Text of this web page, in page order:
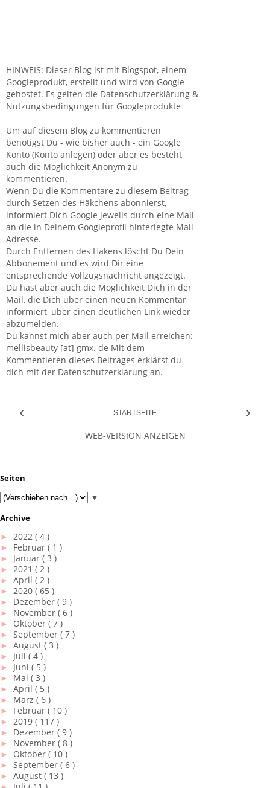
HINWEIS: Dieser Blog ist mit Blogspot, einem
Googleprodukt, erstellt und wird von Google
gehostet. Es gelten die Datenschutzerklärung &
Nutzungsbedingungen für Googleprodukte
Um auf diesem Blog zu kommentieren
benötigst Du - wie bisher auch - ein Google
Konto (Konto anlegen) oder aber es besteht
auch die Möglichkeit Anonym zu
kommentieren.
Wenn Du die Kommentare zu diesem Beitrag
durch Setzen des Häkchens abonnierst,
informiert Dich Google jeweils durch eine Mail
an die in Deinem Googleprofil hinterlegte Mail-
Adresse.
Durch Entfernen des Hakens löscht Du Dein
Abbonement und es wird Dir eine
entsprechende Vollzugsnachricht angezeigt.
Du hast aber auch die Möglichkeit Dich in der
Mail, die Dich über einen neuen Kommentar
informiert, über einen deutlichen Link wieder
abzumelden.
Du kannst mich aber auch per Mail erreichen:
mellisbeauty [at] gmx. de Mit dem
Kommentieren dieses Beitrages erklärst du
dich mit der Datenschutzerklärung an.
‹ ›
STARTSEITE
WEB-VERSION ANZEIGEN
Seiten
▼
Archive
► 2022 ( 4 )
► Februar ( 1 )
► Januar ( 3 )
► 2021 ( 2 )
► April ( 2 )
► 2020 ( 65 )
► Dezember ( 9 )
► November ( 6 )
► Oktober ( 7 )
► September ( 7 )
► August ( 3 )
► Juli ( 4 )
► Juni ( 5 )
► Mai ( 3 )
► April ( 5 )
► März ( 6 )
► Februar ( 10 )
► 2019 ( 117 )
► Dezember ( 9 )
► November ( 8 )
► Oktober ( 10 )
► September ( 6 )
► August ( 13 )